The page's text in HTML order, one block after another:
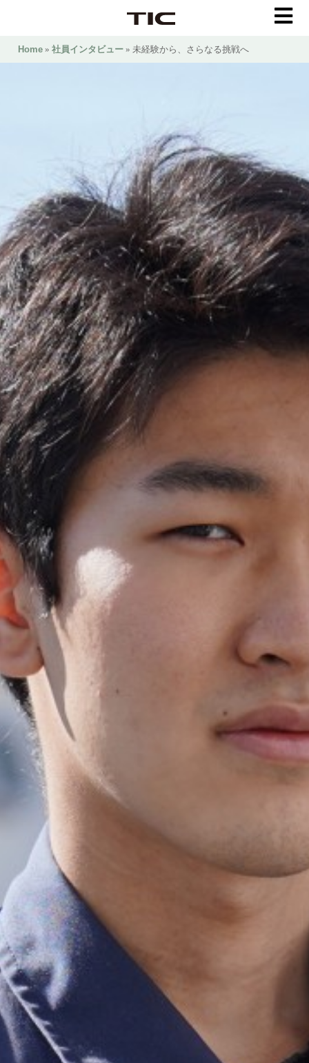
Home » 社員インタビュー » 未経験から、さらなる挑戦へ